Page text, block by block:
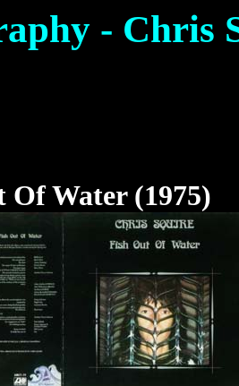
- Chris
Of Water (1975)